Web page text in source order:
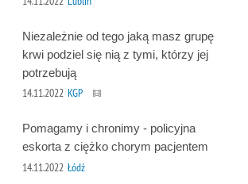
Niezależnie od tego jaką masz grupę
krwi podziel się nią z tymi, którzy jej
potrzebują
14.11.2022 KGP
Pomagamy i chronimy - policyjna
eskorta z ciężko chorym pacjentem
14.11.2022 Łódź